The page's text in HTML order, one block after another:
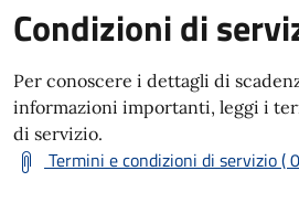
Condizioni di
Per conoscere i dettagli di
informazioni importanti, leggi i
di servizio.
Termini e condizioni di servizio (